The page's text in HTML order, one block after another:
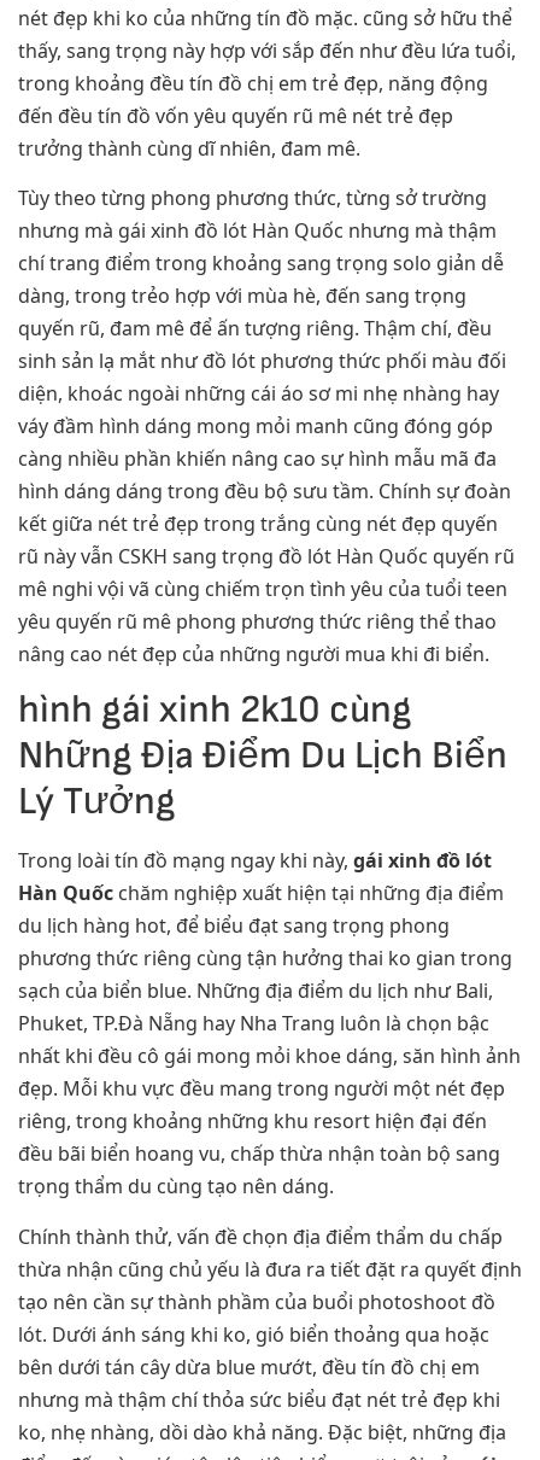
nét đẹp khi ko của những tín đồ mặc. cũng sở hữu thể
thấy, sang trọng này hợp với sắp đến như đều lứa tuổi,
trong khoảng đều tín đồ chị em trẻ đẹp, năng động
đến đều tín đồ vốn yêu quyến rũ mê nét trẻ đẹp
trưởng thành cùng dĩ nhiên, đam mê.
Tùy theo từng phong phương thức, từng sở trường
nhưng mà gái xinh đồ lót Hàn Quốc nhưng mà thậm
chí trang điểm trong khoảng sang trọng solo giản dễ
dàng, trong trẻo hợp với mùa hè, đến sang trọng
quyến rũ, đam mê để ấn tượng riêng. Thậm chí, đều
sinh sản lạ mắt như đồ lót phương thức phối màu đối
diện, khoác ngoài những cái áo sơ mi nhẹ nhàng hay
váy đầm hình dáng mong mỏi manh cũng đóng góp
càng nhiều phần khiến nâng cao sự hình mẫu mã đa
hình dáng dáng trong đều bộ sưu tầm. Chính sự đoàn
kết giữa nét trẻ đẹp trong trắng cùng nét đẹp quyến
rũ này vẫn CSKH sang trọng đồ lót Hàn Quốc quyến rũ
mê nghi vội vã cùng chiếm trọn tình yêu của tuổi teen
yêu quyến rũ mê phong phương thức riêng thể thao
nâng cao nét đẹp của những người mua khi đi biển.
hình gái xinh 2k10 cùng
Những Địa Điểm Du Lịch Biển
Lý Tưởng
Trong loài tín đồ mạng ngay khi này, gái xinh đồ lót
Hàn Quốc chăm nghiệp xuất hiện tại những địa điểm
du lịch hàng hot, để biểu đạt sang trọng phong
phương thức riêng cùng tận hưởng thai ko gian trong
sạch của biển blue. Những địa điểm du lịch như Bali,
Phuket, TP.Đà Nẵng hay Nha Trang luôn là chọn bậc
nhất khi đều cô gái mong mỏi khoe dáng, săn hình ảnh
đẹp. Mỗi khu vực đều mang trong người một nét đẹp
riêng, trong khoảng những khu resort hiện đại đến
đều bãi biển hoang vu, chấp thừa nhận toàn bộ sang
trọng thẩm du cùng tạo nên dáng.
Chính thành thử, vấn đề chọn địa điểm thẩm du chấp
thừa nhận cũng chủ yếu là đưa ra tiết đặt ra quyết định
tạo nên cần sự thành phầm của buổi photoshoot đồ
lót. Dưới ánh sáng khi ko, gió biển thoảng qua hoặc
bên dưới tán cây dừa blue mướt, đều tín đồ chị em
nhưng mà thậm chí thỏa sức biểu đạt nét trẻ đẹp khi
ko, nhẹ nhàng, dồi dào khả năng. Đặc biệt, những địa